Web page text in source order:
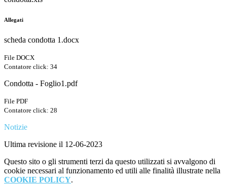
Allegati
scheda condotta 1.docx
File DOCX
Contatore click: 34
Condotta - Foglio1.pdf
File PDF
Contatore click: 28
Notizie
Ultima revisione il 12-06-2023
Questo sito o gli strumenti terzi da questo utilizzati si avvalgono di
cookie necessari al funzionamento ed utili alle finalità illustrate nella
COOKIE POLICY.